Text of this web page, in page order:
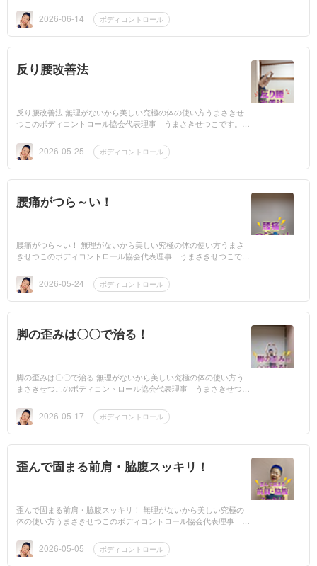
だり痛ん...2026-06-14 ボディコントロール
反り腰改善法
反り腰改善法 無理がないから美しい究極の体の使い方うまさきせ
つこのボディコントロール協会代表理事 うまさきせつこです。動
中がど...2026-05-25 ボディコントロール
腰痛がつら～い！
腰痛がつら～い！ 無理がないから美しい究極の体の使い方うまさ
きせつこのボディコントロール協会代表理事 うまさきせつこで
おられます...2026-05-24 ボディコントロール
脚の歪みは〇〇で治る！
脚の歪みは〇〇で治る 無理がないから美しい究極の体の使い方う
まさきせつこのボディコントロール協会代表理事 うまさきせつこ
た痛みの...2026-05-17 ボディコントロール
歪んで固まる前肩・脇腹スッキリ！
歪んで固まる前肩・脇腹スッキリ！ 無理がないから美しい究極の
体の使い方うまさきせつこのボディコントロール協会代表理事 う
り、ごつ～...2026-05-05 ボディコントロール